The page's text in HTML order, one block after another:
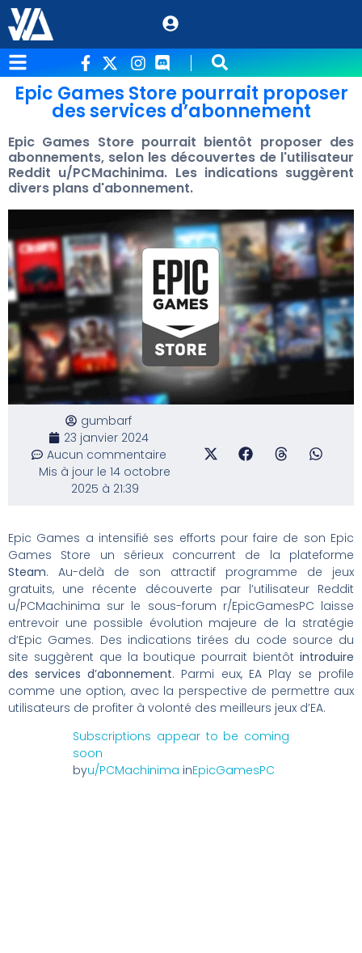
Epic Games Store pourrait proposer
des services d’abonnement
Epic Games Store pourrait bientôt proposer des
abonnements, selon les découvertes de l'utilisateur
Reddit u/PCMachinima. Les indications suggèrent
divers plans d'abonnement.
gumbarf
23 janvier 2024
Aucun commentaire
Mis à jour le 14 octobre
2025 à 21:39
Epic Games a intensifié ses efforts pour faire de son Epic
Games Store un sérieux concurrent de la plateforme
Steam. Au-delà de son attractif programme de jeux
gratuits, une récente découverte par l’utilisateur Reddit
u/PCMachinima sur le sous-forum r/EpicGamesPC laisse
entrevoir une possible évolution majeure de la stratégie
d’Epic Games. Des indications tirées du code source du
site suggèrent que la boutique pourrait bientôt introduire
des services d’abonnement. Parmi eux, EA Play se profile
comme une option, avec la perspective de permettre aux
utilisateurs de profiter à volonté des meilleurs jeux d’EA.
Subscriptions appear to be coming
soon
byu/PCMachinima inEpicGamesPC